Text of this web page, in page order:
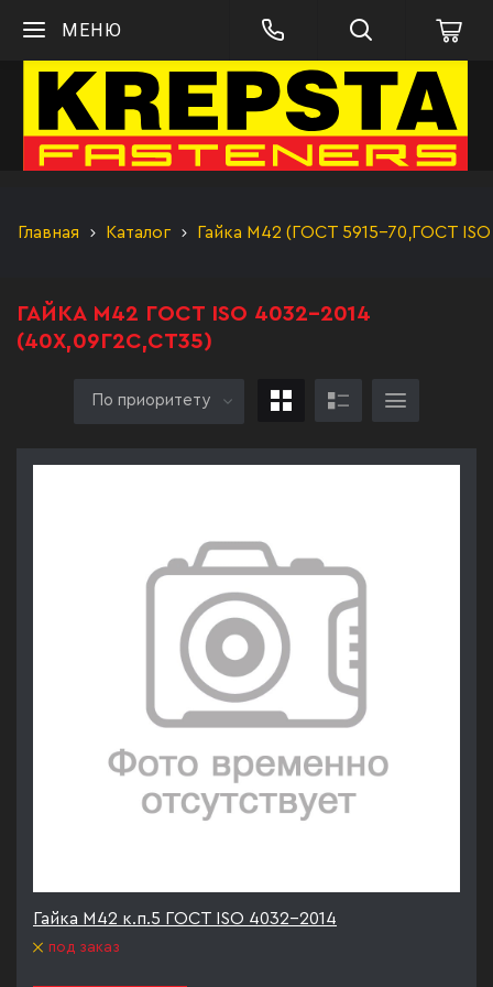
МЕНЮ
Главная Каталог Гайка М42 (ГОСТ 5915-70,ГОСТ
ГАЙКА М42 ГОСТ ISO 4032-2014
(40Х,09Г2С,СТ35)
По приоритету
Гайка М42 к.п.5 ГОСТ ISO 4032-2014
под заказ